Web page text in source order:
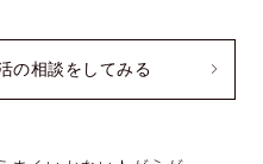
の相談をしてみる